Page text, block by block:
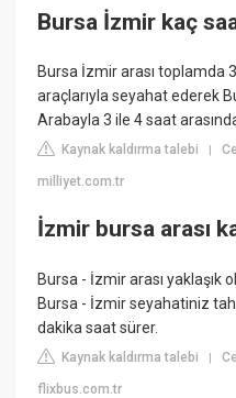
Bursa İzmir kaç
Bursa İzmir arası toplamda
araçlarıyla seyahat ederek
Arabayla 3 ile 4 saat
Kaynak kaldırma talebi |
milliyet.com.tr
İzmir bursa arası
Bursa - İzmir arası yaklaşık
Bursa - İzmir seyahatiniz
dakika saat sürer.
Kaynak kaldırma talebi |
flixbus.com.tr